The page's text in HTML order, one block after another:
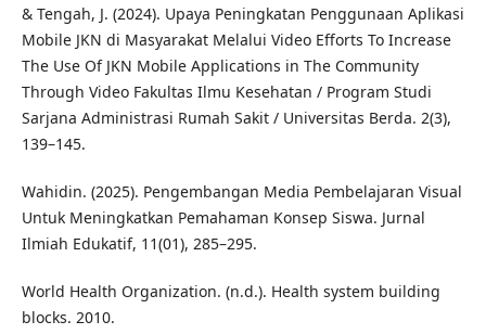
& Tengah, J. (2024). Upaya Peningkatan Penggunaan Aplikasi
Mobile JKN di Masyarakat Melalui Video Efforts To Increase
The Use Of JKN Mobile Applications in The Community
Through Video Fakultas Ilmu Kesehatan / Program Studi
Sarjana Administrasi Rumah Sakit / Universitas Berda. 2(3),
139–145.
Wahidin. (2025). Pengembangan Media Pembelajaran Visual
Untuk Meningkatkan Pemahaman Konsep Siswa. Jurnal
Ilmiah Edukatif, 11(01), 285–295.
World Health Organization. (n.d.). Health system building
blocks. 2010.